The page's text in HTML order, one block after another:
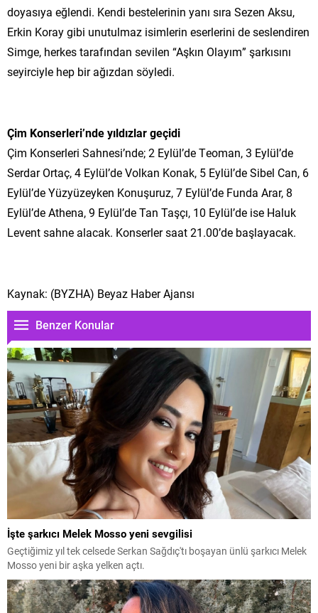
doyasıya eğlendi. Kendi bestelerinin yanı sıra Sezen Aksu,
Erkin Koray gibi unutulmaz isimlerin eserlerini de seslendiren
Simge, herkes tarafından sevilen “Aşkın Olayım” şarkısını
seyirciyle hep bir ağızdan söyledi.
Çim Konserleri’nde yıldızlar geçidi
Çim Konserleri Sahnesi’nde; 2 Eylül’de Teoman, 3 Eylül’de
Serdar Ortaç, 4 Eylül’de Volkan Konak, 5 Eylül’de Sibel Can, 6
Eylül’de Yüzyüzeyken Konuşuruz, 7 Eylül’de Funda Arar, 8
Eylül’de Athena, 9 Eylül’de Tan Taşçı, 10 Eylül’de ise Haluk
Levent sahne alacak. Konserler saat 21.00’de başlayacak.
Kaynak: (BYZHA) Beyaz Haber Ajansı
Benzer Konular
İşte şarkıcı Melek Mosso yeni sevgilisi
Geçtiğimiz yıl tek celsede Serkan Sağdıç'tı boşayan ünlü şarkıcı Melek
Mosso yeni bir aşka yelken açtı.